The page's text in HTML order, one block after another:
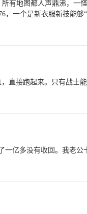
有地图都人声鼎沸，一
一个是新衣服新技能够
直接跑起来。只有战士
亿多没有收回。我老公